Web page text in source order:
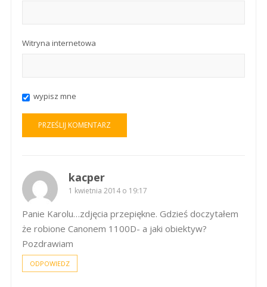
Witryna internetowa
wypisz mne
kacper
1 kwietnia 2014 o 19:17
Panie Karolu…zdjęcia przepiękne. Gdzieś doczytałem
że robione Canonem 1100D- a jaki obiektyw?
Pozdrawiam
ODPOWIEDZ